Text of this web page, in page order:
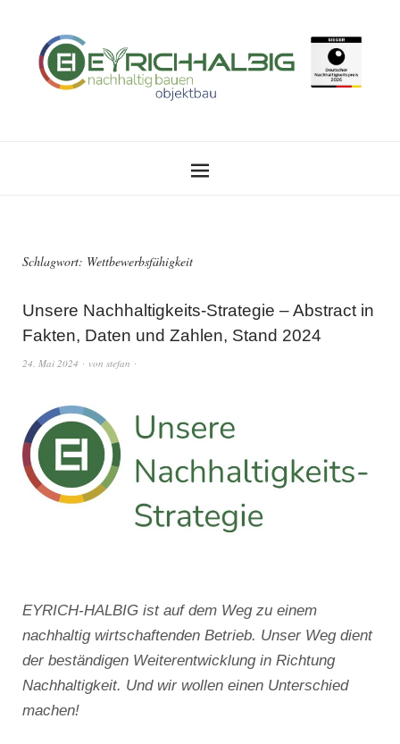
Schlagwort: Wettbewerbsfähigkeit
Unsere Nachhaltigkeits-Strategie – Abstract in
Fakten, Daten und Zahlen, Stand 2024
24. Mai 2024 von stefan
EYRICH-HALBIG ist auf dem Weg zu einem
nachhaltig wirtschaftenden Betrieb. Unser Weg dient
der beständigen Weiterentwicklung in Richtung
Nachhaltigkeit. Und wir wollen einen Unterschied
machen!